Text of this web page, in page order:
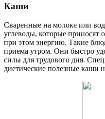
Каши­
Сваренные на молоке или
углеводы, которые приносят
при этом энергию. Такие
приема утром. Они быстро
силы для трудового дня.
диетические полезные каши